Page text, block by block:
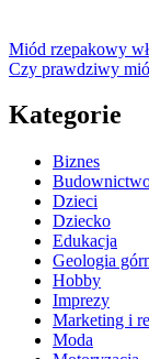
Miód rzepakowy
Czy prawdziwy
Kategorie
Biznes
Dzieci
Dziecko
Edukacja
Geologia
Hobby
Imprezy
Marketing i
Moda